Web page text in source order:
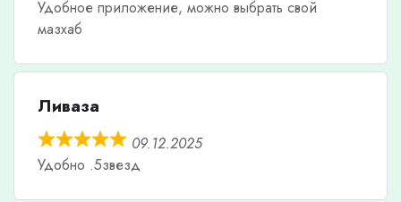
Удобное приложение, можно выбрать свой
мазхаб
Ливаза
09.12.2025
Удобно .5звезд